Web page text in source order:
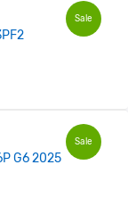
Sale
Sale
G6 2025